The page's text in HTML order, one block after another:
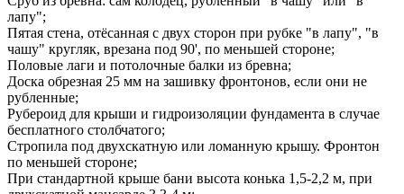
лапу";
Пятая стена, отёсанная с двух сторон при рубке "в лапу", "в
чашу" кругляк, врезана под 90', по меньшей стороне;
Половые лаги и потолочные балки из бревна;
Доска обрезная 25 мм на зашивку фронтонов, если они не
рубленные;
Рубероид для крыши и гидроизоляции фундамента в случае
бесплатного столбчатого;
Стропила под двухскатную или ломанную крышу. Фронтон
по меньшей стороне;
При стандартной крыше бани высота конька 1,5-2,2 м, при